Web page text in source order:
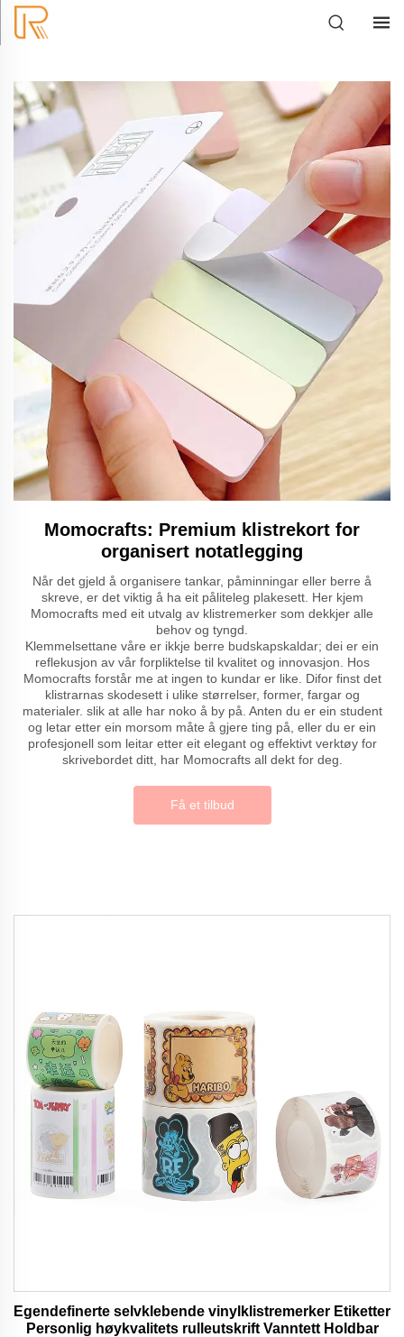
Momocrafts: Premium klistrekort for
organisert notatlegging
Når det gjeld å organisere tankar, påminningar eller berre å
skreve, er det viktig å ha eit påliteleg plakesett. Her kjem
Momocrafts med eit utvalg av klistremerker som dekkjer alle
behov og tyngd.
Klemmelsettane våre er ikkje berre budskapskaldar; dei er ein
reflekusjon av vår forpliktelse til kvalitet og innovasjon. Hos
Momocrafts forstår me at ingen to kundar er like. Difor finst det
klistrarnas skodesett i ulike størrelser, former, fargar og
materialer. slik at alle har noko å by på. Anten du er ein student
og letar etter ein morsom måte å gjere ting på, eller du er ein
profesjonell som leitar etter eit elegant og effektivt verktøy for
skrivebordet ditt, har Momocrafts all dekt for deg.
Få et tilbud
Egendefinerte selvklebende vinylklistremerker Etiketter
Personlig høykvalitets rulleutskrift Vanntett Holdbar